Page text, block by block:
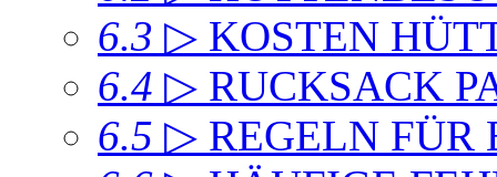
6.3 ▷ KOSTEN
6.4 ▷ RUCKSACK
6.5 ▷ REGELN FÜR